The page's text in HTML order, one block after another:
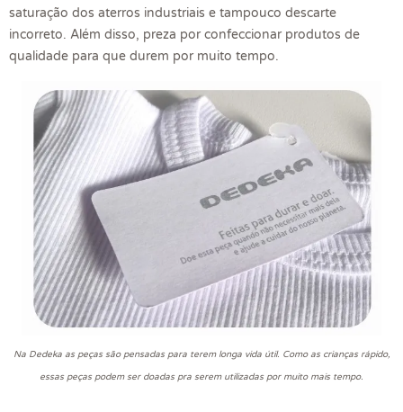
saturação dos aterros industriais e tampouco descarte
incorreto. Além disso, preza por confeccionar produtos de
qualidade para que durem por muito tempo.
Na Dedeka as peças são pensadas para terem longa vida útil. Como as crianças rápido,
essas peças podem ser doadas pra serem utilizadas por muito mais tempo.